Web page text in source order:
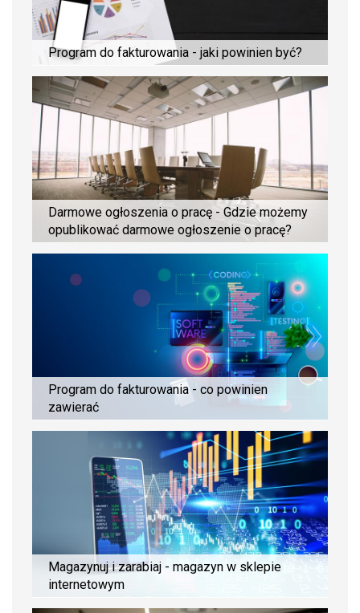
Program do fakturowania - jaki powinien być?
Darmowe ogłoszenia o pracę - Gdzie możemy
opublikować darmowe ogłoszenie o pracę?
Program do fakturowania - co powinien
zawierać
Magazynuj i zarabiaj - magazyn w sklepie
internetowym